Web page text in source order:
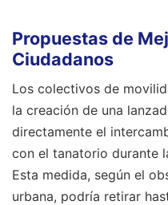
Propuestas de
Ciudadanos
Los colectivos de
la creación de una
directamente el
con el tanatorio durante
Esta medida, según el
urbana, podría retirar